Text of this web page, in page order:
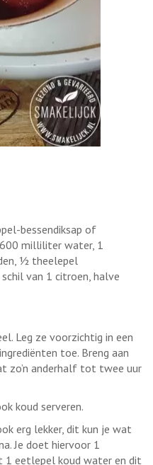
bessendiksap of
milliliter water, 1
½ theelepel
van 1 citroen, halve
Leg ze voorzichtig in een
toe. Breng aan
zo’n anderhalf tot twee uur
koud serveren.
erg lekker, dit kun je wat
Je doet hiervoor 1
1 eetlepel koud water en dit